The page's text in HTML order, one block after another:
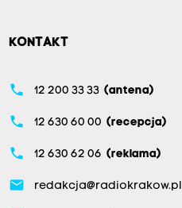
KONTAKT
phone 12 200 33 33 (antena)
phone 12 630 60 00 (recepcja)
phone 12 630 62 06 (reklama)
email redakcja@radiokrakow.pl